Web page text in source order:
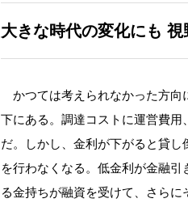
大きな時代の変化にも 視
かつては考えられなかった方向
下にある。調達コストに運営費
だ。しかし、金利が下がると貸
を行わなくなる。低金利が金融
る金持ちが融資を受けて、さら